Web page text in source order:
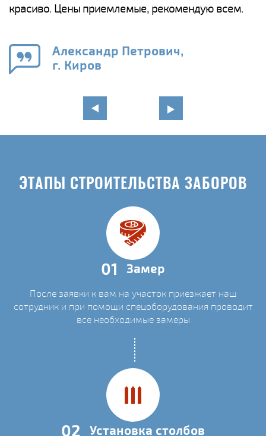
красиво. Цены приемлемые, рекомендую всем.
Александр Петрович,
г. Киров
ЭТАПЫ СТРОИТЕЛЬСТВА ЗАБОРОВ
01 Замер
После заявки к вам на участок приезжает наш
сотрудник и при помощи спецоборудования проводит
все необходимые замеры
02 Установка столбов